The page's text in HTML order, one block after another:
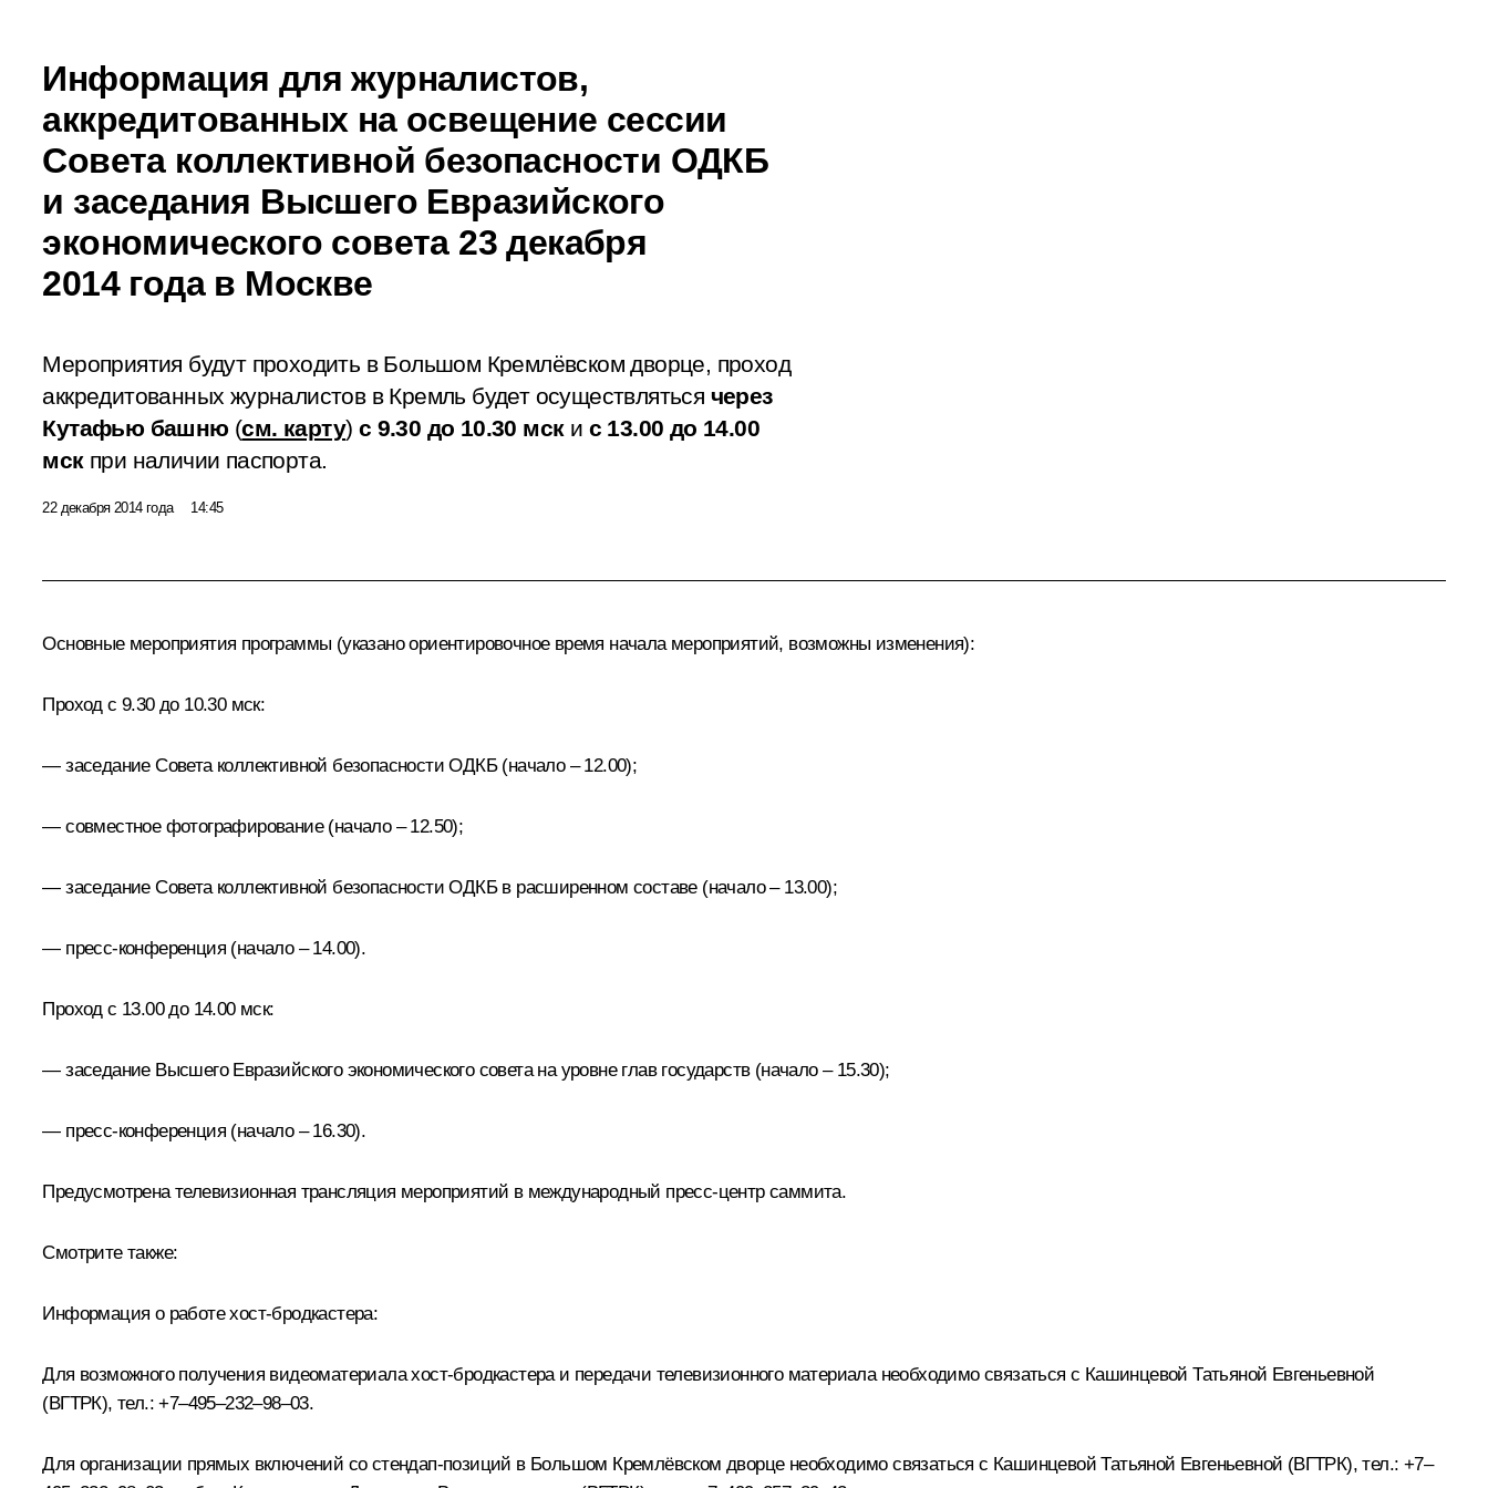
Информация для журналистов,
аккредитованных на освещение сессии
Совета коллективной безопасности ОДКБ
и заседания Высшего Евразийского
экономического совета 23 декабря
2014 года в Москве
Мероприятия будут проходить в Большом Кремлёвском дворце, проход
аккредитованных журналистов в Кремль будет осуществляться через
Кутафью башню (см. карту) с 9.30 до 10.30 мски с 13.00 до 14.00
мскпри наличии паспорта.
22 декабря 2014 года 14:45
Основные мероприятия программы (указано ориентировочное время начала мероприятий, возможны изменения):
Проход с 9.30 до 10.30 мск:
— заседание Совета коллективной безопасности ОДКБ (начало – 12.00);
— совместное фотографирование (начало – 12.50);
— заседание Совета коллективной безопасности ОДКБ в расширенном составе (начало – 13.00);
— пресс-конференция (начало – 14.00).
Проход с 13.00 до 14.00 мск:
— заседание Высшего Евразийского экономического совета на уровне глав государств (начало – 15.30);
— пресс-конференция (начало – 16.30).
Предусмотрена телевизионная трансляция мероприятий в международный пресс-центр саммита.
Смотрите также:
Информация о работе хост-бродкастера:
Для возможного получения видеоматериала хост-бродкастера и передачи телевизионного материала необходимо связаться с Кашинцевой Татьяной Евгеньевной
(ВГТРК), тел.: +7–495–232–98–03.
Для организации прямых включений со стендап-позиций в Большом Кремлёвском дворце необходимо связаться с Кашинцевой Татьяной Евгеньевной (ВГТРК), тел.: +7–